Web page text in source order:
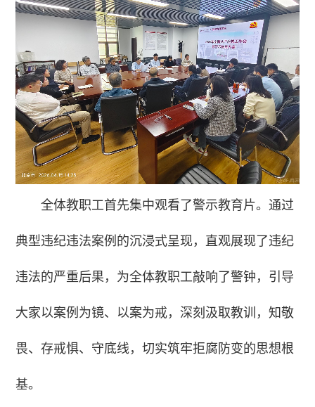
全体教职工首先集中观看了警示教育片。通过
典型违纪违法案例的沉浸式呈现，直观展现了违纪
违法的严重后果，为全体教职工敲响了警钟，引导
大家以案例为镜、以案为戒，深刻汲取教训，知敬
畏、存戒惧、守底线，切实筑牢拒腐防变的思想根
基。